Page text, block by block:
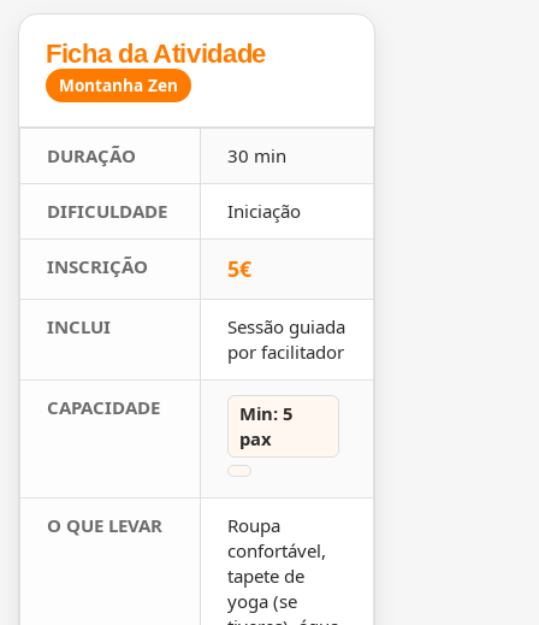
Ficha da Atividade
Montanha Zen
DURAÇÃO 30 min
DIFICULDADE Iniciação
INSCRIÇÃO 5€
INCLUI
Sessão guiada
por facilitador
CAPACIDADE
Min: 5
pax
O QUE LEVAR
Roupa
confortável,
tapete de
yoga (se